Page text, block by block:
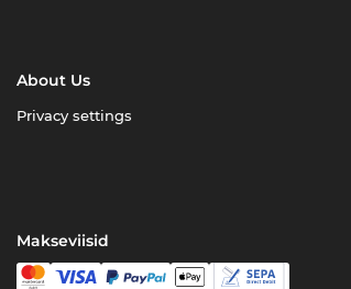
About Us
Privacy settings
Makseviisid